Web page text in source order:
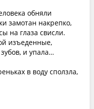
обняли
замотан накрепко,
на глаза свисли.
изъеденные,
и упала…
в воду сползла,